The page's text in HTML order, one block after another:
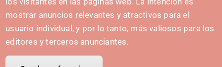
Apoyo al Emprendimiento
Gemelos digitales
mostrar anuncios relevantes y atractivos para el
usuario individual, y por lo tanto, más valiosos para los
editores y terceros anunciantes.